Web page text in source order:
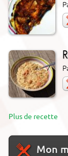
Mon
Plus de recette